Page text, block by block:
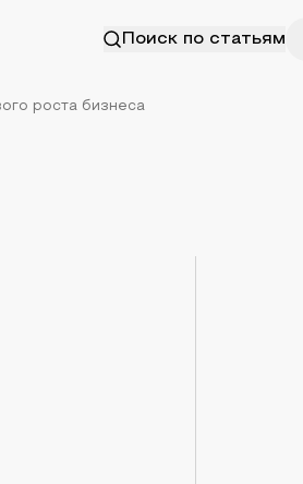
Поиск по статьям
роста бизнеса